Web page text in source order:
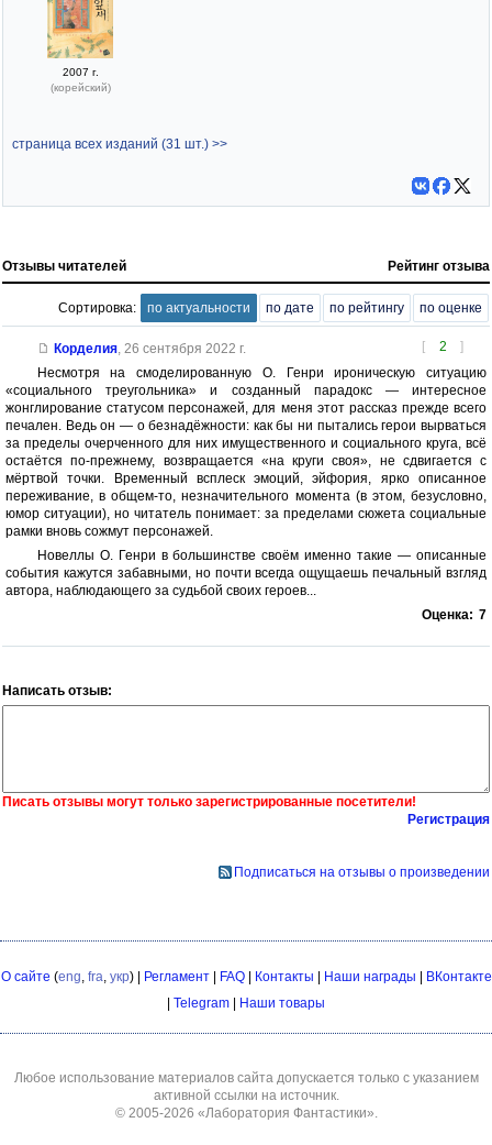
2007 г.
(корейский)
страница всех изданий (31 шт.) >>
Отзывы читателей Рейтинг отзыва
Сортировка: по актуальности по дате по рейтингу по оценке
[ 2 ]
Корделия, 26 сентября 2022 г.
Несмотря на смоделированную О. Генри ироническую ситуацию
«социального треугольника» и созданный парадокс — интересное
жонглирование статусом персонажей, для меня этот рассказ прежде всего
печален. Ведь он — о безнадёжности: как бы ни пытались герои вырваться
за пределы очерченного для них имущественного и социального круга, всё
остаётся по-прежнему, возвращается «на круги своя», не сдвигается с
мёртвой точки. Временный всплеск эмоций, эйфория, ярко описанное
переживание, в общем-то, незначительного момента (в этом, безусловно,
юмор ситуации), но читатель понимает: за пределами сюжета социальные
рамки вновь сожмут персонажей.
Новеллы О. Генри в большинстве своём именно такие — описанные
события кажутся забавными, но почти всегда ощущаешь печальный взгляд
автора, наблюдающего за судьбой своих героев...
Оценка: 7
Написать отзыв:
Писать отзывы могут только зарегистрированные посетители!
Регистрация
Подписаться на отзывы о произведении
О сайте (eng fra укр) | Регламент| FAQ| Контакты | Наши награды | ВКонтакте
| Telegram | Наши товары
Любое использование материалов сайта допускается только с указанием
активной ссылки на источник.
© 2005-2026 «Лаборатория Фантастики»